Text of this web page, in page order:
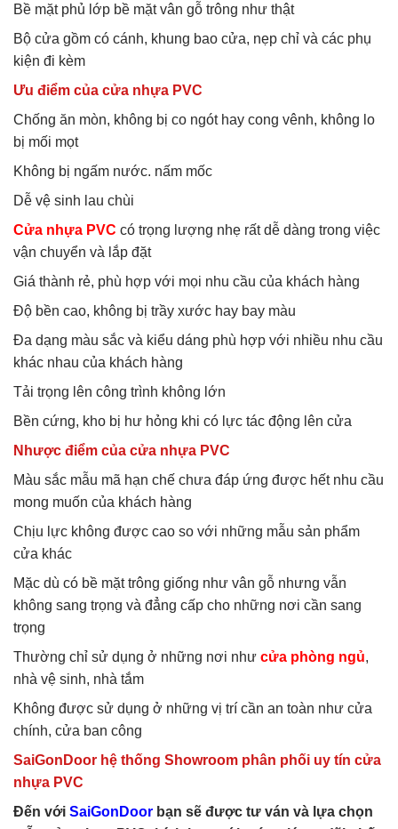
Bề mặt phủ lớp bề mặt vân gỗ trông như thật
Bộ cửa gồm có cánh, khung bao cửa, nẹp chỉ và các phụ
kiện đi kèm
Ưu điểm của cửa nhựa PVC
Chống ăn mòn, không bị co ngót hay cong vênh, không lo
bị mối mọt
Không bị ngấm nước. nấm mốc
Dễ vệ sinh lau chùi
Cửa nhựa PVC có trọng lượng nhẹ rất dễ dàng trong việc
vận chuyển và lắp đặt
Giá thành rẻ, phù hợp với mọi nhu cầu của khách hàng
Độ bền cao, không bị trầy xước hay bay màu
Đa dạng màu sắc và kiểu dáng phù hợp với nhiều nhu cầu
khác nhau của khách hàng
Tải trọng lên công trình không lớn
Bền cứng, kho bị hư hỏng khi có lực tác động lên cửa
Nhược điểm của cửa nhựa PVC
Màu sắc mẫu mã hạn chế chưa đáp ứng được hết nhu cầu
mong muốn của khách hàng
Chịu lực không được cao so với những mẫu sản phẩm
cửa khác
Mặc dù có bề mặt trông giống như vân gỗ nhưng vẫn
không sang trọng và đẳng cấp cho những nơi cần sang
trọng
Thường chỉ sử dụng ở những nơi như cửa phòng ngủ,
nhà vệ sinh, nhà tắm
Không được sử dụng ở những vị trí cần an toàn như cửa
chính, cửa ban công
SaiGonDoor hệ thống Showroom phân phối uy tín cửa
nhựa PVC
Đến với SaiGonDoor bạn sẽ được tư ván và lựa chọn